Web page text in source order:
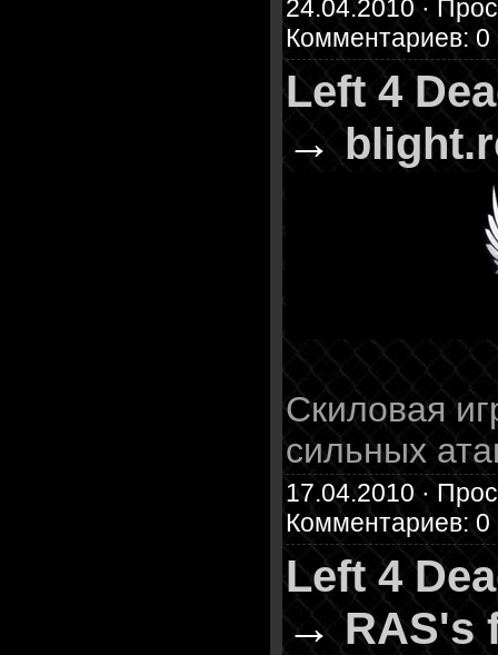
24.04.2010 ·
Комментариев: 0
Left 4
→
Скиловая
сильных
17.04.2010 ·
Комментариев: 0
Left 4
→ RAS's